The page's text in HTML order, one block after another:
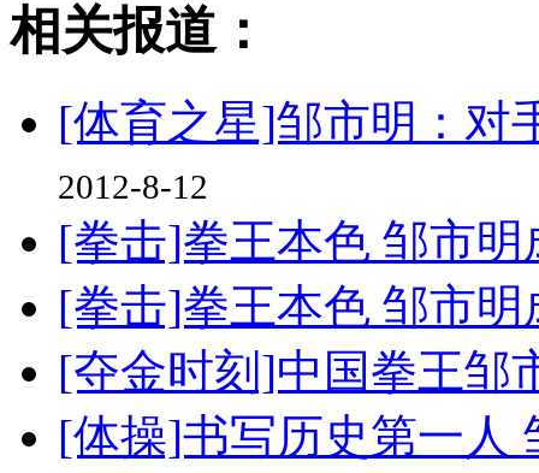
相关报道：
[体育之星]邹市明：对
2012-8-12
[拳击]拳王本色 邹市
[拳击]拳王本色 邹市
[夺金时刻]中国拳王邹
[体操]书写历史第一人